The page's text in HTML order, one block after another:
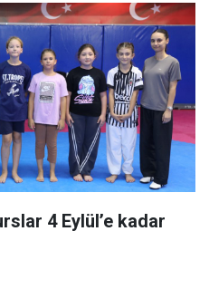
4 Eylül’e kadar